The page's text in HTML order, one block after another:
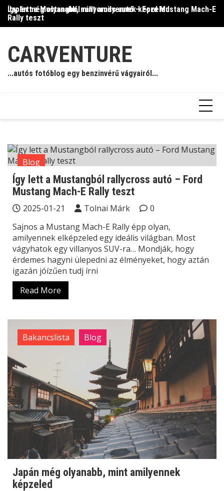
Skip
content
Így lett a Mustangból rallycross autó – Ford Mustang Mach-E
Rally teszt
Japán még olyanabb, mint amilyennek képzeled
CARVENTURE
...autós fotóblog egy benzinvérű vágyairól...
Blog
Így lett a Mustangból rallycross autó – Ford
Mustang Mach-E Rally teszt
2025-01-21 Tolnai Márk
0
Sajnos a Mustang Mach-E Rally épp olyan,
amilyennek elképzeled egy ideális világban. Most
vágyhatok egy villanyos SUV-ra… Mondják, hogy
érdemes hagyni ülepedni az élményeket, hogy aztán
igazán jóízűen tudj írni
Read More
Bakancslista Blog
Japán még olyanabb, mint amilyennek
képzeled